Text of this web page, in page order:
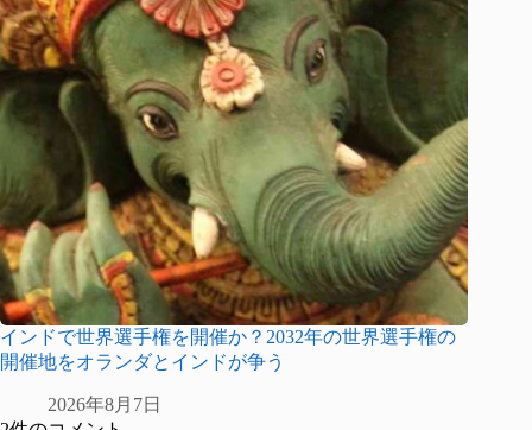
インドで世界選手権を開催か？2032年の世界選手権の
開催地をオランダとインドが争う
2026年8月7日